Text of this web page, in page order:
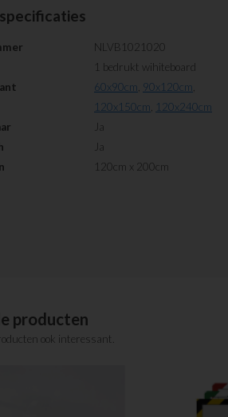
NLVB1021020
1 bedrukt wihiteboard
60x90cm 90x120cm
120x150cm
120x240cm
Ja
Ja
120cm x 200cm
producten
ook interessant.